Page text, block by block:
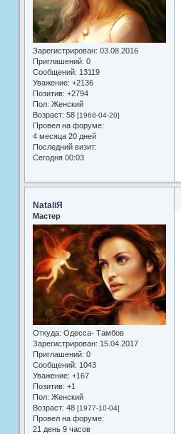
Зарегистрирован: 03.08.2016
Приглашений: 0
Сообщений: 13119
Уважение: +2136
Позитив: +2794
Пол: Женский
Возраст: 58 [1968-04-20]
Провел на форуме:
4 месяца 20 дней
Последний визит:
Сегодня 00:03
NataliЯ
Мастер
Откуда: Одесса- Тамбов
Зарегистрирован: 15.04.2017
Приглашений: 0
Сообщений: 1043
Уважение: +167
Позитив: +1
Пол: Женский
Возраст: 48 [1977-10-04]
Провел на форуме:
21 день 9 часов